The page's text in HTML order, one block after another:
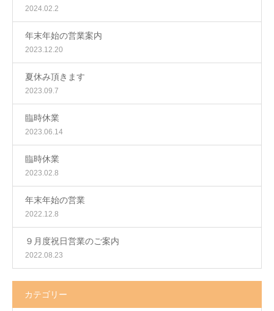
2024.02.2
年末年始の営業案内
2023.12.20
夏休み頂きます
2023.09.7
臨時休業
2023.06.14
臨時休業
2023.02.8
年末年始の営業
2022.12.8
９月度祝日営業のご案内
2022.08.23
カテゴリー